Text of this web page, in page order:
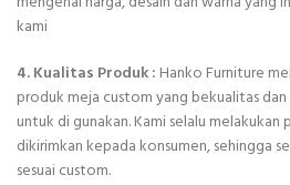
kami
4. Kualitas Produk : Hanko Furniture
produk meja custom yang bekualitas
untuk di gunakan. Kami selalu
dikirimkan kepada konsumen, sehingga
sesuai custom.